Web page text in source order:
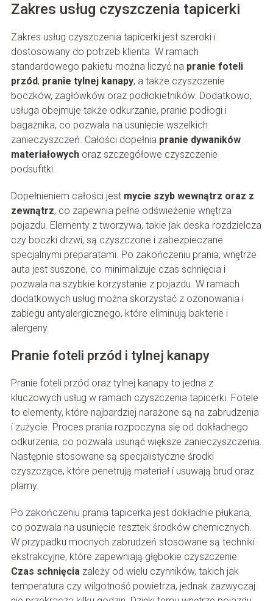
Zakres usług czyszczenia tapicerki
Zakres usług czyszczenia tapicerki jest szeroki i
dostosowany do potrzeb klienta. W ramach
standardowego pakietu można liczyć na pranie foteli
przód, pranie tylnej kanapy, a także czyszczenie
boczków, zagłówków oraz podłokietników. Dodatkowo,
usługa obejmuje także odkurzanie, pranie podłogi i
bagażnika, co pozwala na usunięcie wszelkich
zanieczyszczeń. Całości dopełnia pranie dywaników
materiałowychoraz szczegółowe czyszczenie
podsufitki.
Dopełnieniem całości jest mycie szyb wewnątrz oraz z
zewnątrz, co zapewnia pełne odświeżenie wnętrza
pojazdu. Elementy z tworzywa, takie jak deska rozdzielcza
czy boczki drzwi, są czyszczone i zabezpieczane
specjalnymi preparatami. Po zakończeniu prania, wnętrze
auta jest suszone, co minimalizuje czas schnięcia i
pozwala na szybkie korzystanie z pojazdu. W ramach
dodatkowych usług można skorzystać z ozonowania i
zabiegu antyalergicznego, które eliminują bakterie i
alergeny.
Pranie foteli przód i tylnej kanapy
Pranie foteli przód oraz tylnej kanapy to jedna z
kluczowych usług w ramach czyszczenia tapicerki. Fotele
to elementy, które najbardziej narażone są na zabrudzenia
i zużycie. Proces prania rozpoczyna się od dokładnego
odkurzenia, co pozwala usunąć większe zanieczyszczenia.
Następnie stosowane są specjalistyczne środki
czyszczące, które penetrują materiał i usuwają brud oraz
plamy.
Po zakończeniu prania tapicerka jest dokładnie płukana,
co pozwala na usunięcie resztek środków chemicznych.
W przypadku mocnych zabrudzeń stosowane są techniki
ekstrakcyjne, które zapewniają głębokie czyszczenie.
Czas schnięciazależy od wielu czynników, takich jak
temperatura czy wilgotność powietrza, jednak zazwyczaj